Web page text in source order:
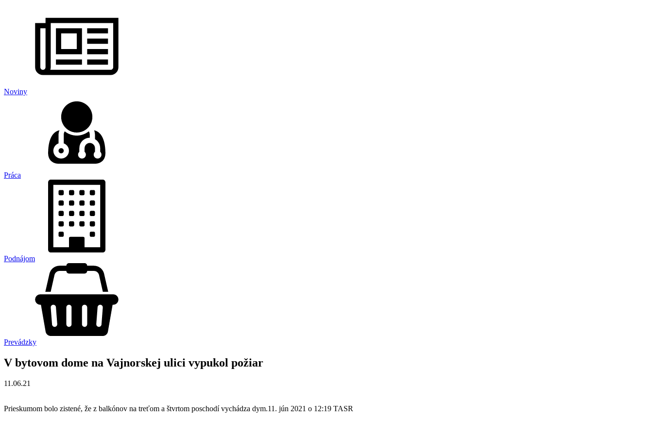
Noviny
Práca
Podnájom
Prevádzky
V bytovom dome na Vajnorskej ulici vypukol požiar
11.06.21
Prieskumom bolo zistené, že z balkónov na treťom a štvrtom poschodí vychádza dym.11. jún 2021 o 12:19 TASR